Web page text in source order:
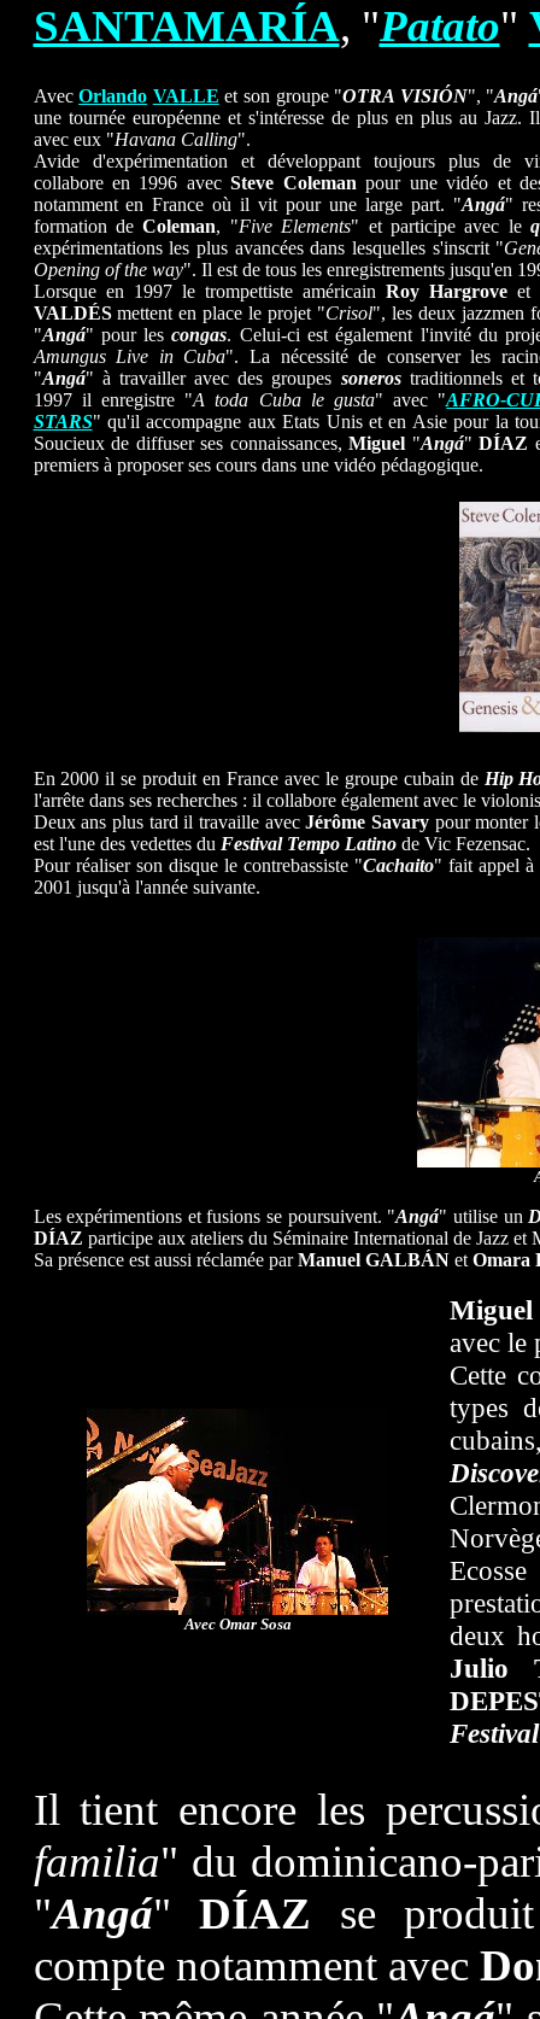
SANTAMARÍA, "Patato"
AvecOrlando VALLE et son groupe "OTRA VISIÓN", "Angá
une tournée européenne et s'intéresse de plus en plus au Jazz.
avec eux "Havana Calling".
Avide d'expérimentation et développant toujours plus de
collabore en 1996 avecSteve Coleman pour une vidéo et
notamment en France où il vit pour une large part. "Angá"
formation deColeman, "Five Elements" et participe avec le
expérimentations les plus avancées dans lesquelles s'inscrit "
Opening of the way". Il est de tous les enregistrements jusqu'en
Lorsque en 1997 le trompettiste américainRoy Hargrove et
VALDÉSmettent en place le projet "Crisol", les deux jazzmen
"Angá" pour lescongas. Celui-ci est également l'invité du
Amungus Live in Cuba". La nécessité de conserver les
"Angá" à travailler avec des groupes sonerostraditionnels et
1997 il enregistre "A toda Cuba le gusta" avec "AFRO-
STARS" qu'il accompagne aux Etats Unis et en Asie pour la
Soucieux de diffuser ses connaissances, Miguel "Angá" DÍAZ
premiers à proposer ses cours dans une vidéo pédagogique.
En 2000 il se produit en France avec le groupe cubain de Hip
l'arrête dans ses recherches : il collabore également avec le
Deux ans plus tard il travaille avecJérôme Savarypour monter
est l'une des vedettes du Festival Tempo Latinode Vic Fezensac.
Pour réaliser son disque le contrebassiste "Cachaito" fait appel à
2001 jusqu'à l'année suivante.
Les expérimentions et fusions se poursuivent. "Angá" utilise un
DÍAZ participe aux ateliers du Séminaire International de Jazz
Sa présence est aussi réclamée parManuel GALBÁNet Omara
Avec Omar Sosa
Miguel
avec le
Cette
types
deux
Julio
Il tient encore les
familia" du dominicano-
"Angá"DÍAZ se
compte notamment avec